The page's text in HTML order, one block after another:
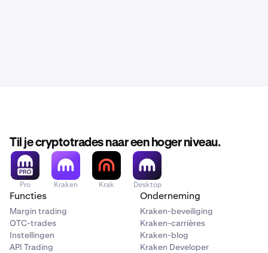
Til je cryptotrades naar een hoger niveau.
Pro Kraken Krak Desktop
Functies
Margin trading
OTC-trades
Instellingen
API Trading
Onderneming
Kraken-beveiliging
Kraken-carrières
Kraken-blog
Kraken Developer